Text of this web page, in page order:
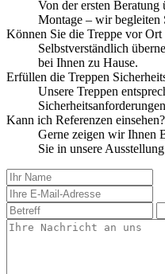
Von der ersten
Montage – wir begleiten
Können Sie die Treppe vor Ort
Selbstverständlich
bei Ihnen zu Hause.
Erfüllen die Treppen
Unsere Treppen
Kann ich Referenzen einsehen?
Gerne zeigen wir Ihnen
Sie in unsere